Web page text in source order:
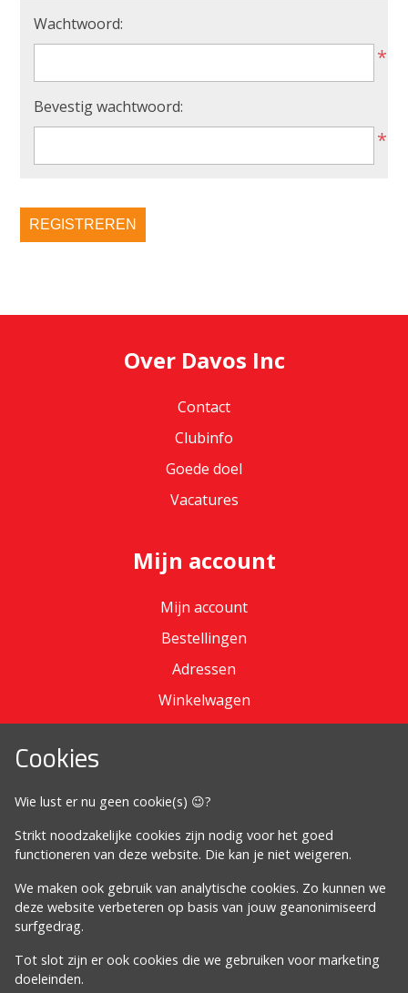
Cookies
Wie lust er nu geen cookie(s) 😉?
Strikt noodzakelijke cookies zijn nodig voor het goed
functioneren van deze website. Die kan je niet weigeren.
We maken ook gebruik van analytische cookies. Zo kunnen we
deze website verbeteren op basis van jouw geanonimiseerd
surfgedrag.
Tot slot zijn er ook cookies die we gebruiken voor marketing
doeleinden.
Wachtwoord:
*
Bevestig wachtwoord:
*
REGISTREREN
Over Davos Inc
Contact
Clubinfo
Goede doel
Vacatures
Mijn account
Mijn account
Bestellingen
Adressen
Winkelwagen
Algemene voorwaarden
Cookiebeleid
Proclaimer
Volg ons